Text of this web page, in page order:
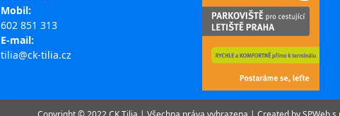
Mobil:
602 851 313
E-mail:
tilia@ck-tilia.cz